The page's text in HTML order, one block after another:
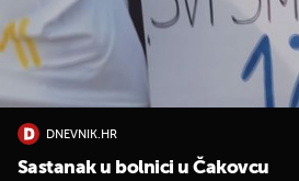
DNEVNIK.HR
Sastanak u bolnici u Čakovcu